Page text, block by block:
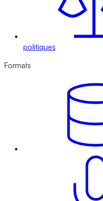
politiques
Formats